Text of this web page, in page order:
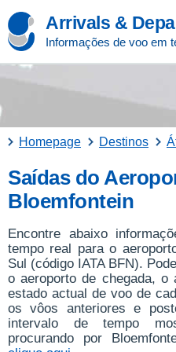
Arrivals &
Informações de voo em
Homepage Destinos
Saídas do
Bloemfontein
Encontre abaixo
tempo real para o
Sul (código IATA BFN).
o aeroporto de chegada,
estado actual de voo de
os vôos anteriores e
intervalo de tempo
procurando por